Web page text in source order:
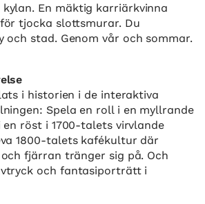
En mäktig karriärkvinna
tjocka slottsmurar. Du
stad. Genom vår och sommar.
i historien i de interaktiva
Spela en roll i en myllrande
röst i 1700-talets virvlande
1800-talets kafékultur där
fjärran tränger sig på. Och
och fantasiporträtt i